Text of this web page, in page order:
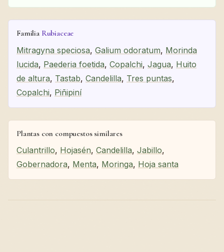
Familia Rubiaceae
Mitragyna speciosa, Galium odoratum, Morinda
lucida, Paederia foetida, Copalchi, Jagua, Huito
de altura, Tastab, Candelilla, Tres puntas,
Copalchi, Piñipiní
Plantas con compuestos similares
Culantrillo, Hojasén, Candelilla, Jabillo,
Gobernadora, Menta, Moringa, Hoja santa